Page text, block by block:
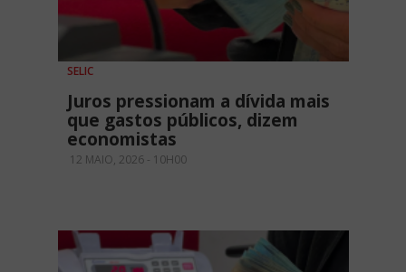
SELIC
Juros pressionam a dívida mais
que gastos públicos, dizem
economistas
12 MAIO, 2026 - 10H00